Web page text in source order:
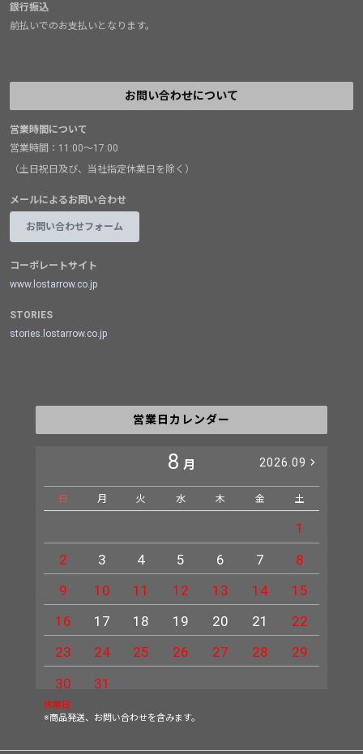
銀行振込
前払いでのお支払いとなります。
お問い合わせについて
営業時間について
営業時間：11:00～17:00
（土日祝日及び、当社指定休業日を除く）
メールによるお問い合わせ
お問い合わせフォーム
コーポレートサイト
www.lostarrow.co.jp
STORIES
stories.lostarrow.co.jp
営業日カレンダー
8 月 2026.09
日 月 火 水 木 金 土
1
2
3 4 5 6 7
8
9
10 11 12 13 14
15
16
17 18 19 20 21
22
23
24 25 26 27 28
29
30
31
休業日
※商品発送、お問い合わせを含みます。